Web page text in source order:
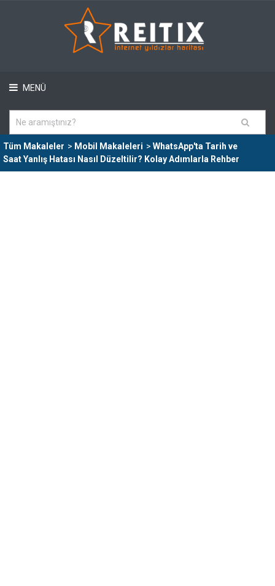
MENÜ
Tüm Makaleler > Mobil Makaleleri > WhatsApp'ta Tarih ve
Saat Yanlış Hatası Nasıl Düzeltilir? Kolay Adımlarla Rehber